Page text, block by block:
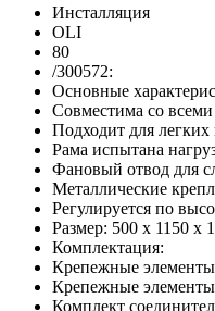
Инсталляция
OLI
80
/300572:
Основные
Совместима со
Подходит для
Рама испытана
Фановый отвод для
Металлические
Регулируется по
Размер: 500 х 1150 х
Комплектация:
Крепежные элементы
Крепежные
Комплект